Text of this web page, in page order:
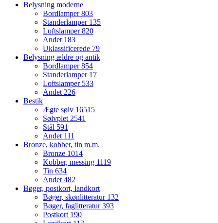
Belysning moderne
Bordlamper803
Standerlamper 135
Loftslamper820
Andet 183
Uklassificerede 79
Belysning ældre og antik
Bordlamper854
Standerlamper 17
Loftslamper 533
Andet226
Bestik
Ægte sølv 16515
Sølvplet2541
Stål 591
Andet 111
Bronze, kobber, tin m.m.
Bronze 1014
Kobber, messing 1119
Tin 634
Andet482
Bøger, postkort, landkort
Bøger, skønlitteratur 132
Bøger, faglitteratur393
Postkort 190